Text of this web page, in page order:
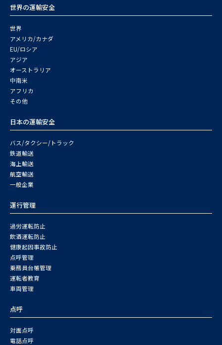
世界の運輸安全
世界
アメリカ/カナダ
EU/ロシア
アジア
オーストラリア
中南米
アフリカ
その他
日本の運輸安全
バス/タクシー/トラック
鉄道輸送
海上輸送
航空輸送
一般企業
運行管理
過労運転防止
飲酒運転防止
健康起因事故防止
点呼管理
乗務員台帳管理
運転者教育
車両管理
点呼
対面点呼
電話点呼